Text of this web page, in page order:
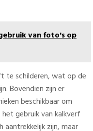
van foto's op
te schilderen, wat op de
Bovendien zijn er
beschikbaar om
gebruik van kalkverf
zijn, maar